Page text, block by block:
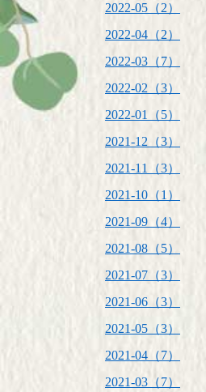
2022-05（2）
2022-04（2）
2022-03（7）
2022-02（3）
2022-01（5）
2021-12（3）
2021-11（3）
2021-10（1）
2021-09（4）
2021-08（5）
2021-07（3）
2021-06（3）
2021-05（3）
2021-04（7）
2021-03（7）